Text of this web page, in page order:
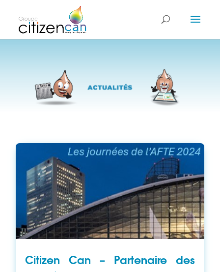
Citizen Can – Partenaire des